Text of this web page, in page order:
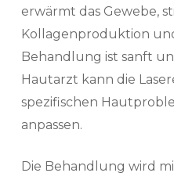
erwärmt das Gewebe,
Kollagenproduktion
Behandlung ist sanft
Hautarzt kann die
spezifischen
anpassen.
Die Behandlung wird